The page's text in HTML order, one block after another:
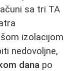
sa tri TA
izolacijom
nedovoljne,
dana po